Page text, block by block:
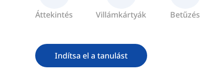
Áttekintés Villámkártyák Betűzés
Indítsa el a tanulást